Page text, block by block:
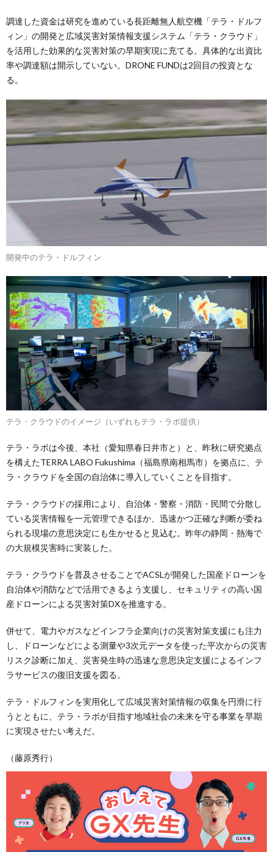
調達した資金は研究を進めている長距離無人航空機「テラ・ドルフ
ィン」の開発と広域災害対策情報支援システム「テラ・クラウド」
を活用した効果的な災害対策の早期実現に充てる。具体的な出資比
率や調達額は開示していない。DRONE FUNDは2回目の投資とな
る。
開発中のテラ・ドルフィン
テラ・クラウドのイメージ（いずれもテラ・ラボ提供）
テラ・ラボは今後、本社（愛知県春日井市と）と、昨秋に研究拠点
を構えたTERRA LABO Fukushima（福島県南相馬市）を拠点に、テ
ラ・クラウドを全国の自治体に導入していくことを目指す。
テラ・クラウドの採用により、自治体・警察・消防・民間で分散し
ている災害情報を一元管理できるほか、迅速かつ正確な判断が委ね
られる現場の意思決定にも生かせると見込む。昨年の静岡・熱海で
の大規模災害時に実装した。
テラ・クラウドを普及させることでACSLが開発した国産ドローンを
自治体や消防などで活用できるよう支援し、セキュリティの高い国
産ドローンによる災害対策DXを推進する。
併せて、電力やガスなどインフラ企業向けの災害対策支援にも注力
し、ドローンなどによる測量や3次元データを使った平次からの災害
リスク診断に加え、災害発生時の迅速な意思決定支援によるインフ
ラサービスの復旧支援を図る。
テラ・ドルフィンを実用化して広域災害対策情報の収集を円滑に行
うとともに、テラ・ラボが目指す地域社会の未来を守る事業を早期
に実現させたい考えだ。
（藤原秀行）